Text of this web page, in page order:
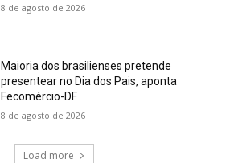
8 de agosto de 2026
Maioria dos brasilienses pretende
presentear no Dia dos Pais, aponta
Fecomércio-DF
8 de agosto de 2026
Load more